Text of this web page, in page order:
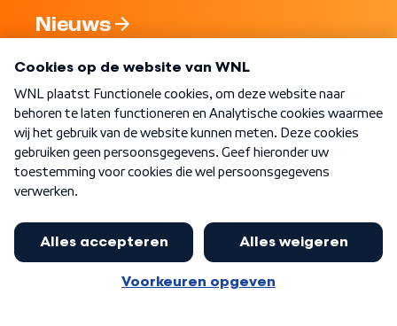
Nieuws
Nieuwsbrief
Word Lid